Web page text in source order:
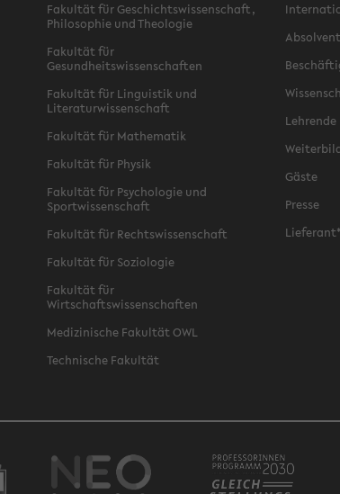
Fakultät für Geschichtswissenschaft,
Philosophie und Theologie
Fakultät für
Gesundheitswissenschaften
Fakultät für Linguistik und
Literaturwissenschaft
Fakultät für Mathematik
Fakultät für Physik
Fakultät für Psychologie und
Sportwissenschaft
Fakultät für Rechtswissenschaft
Fakultät für Soziologie
Fakultät für
Wirtschaftswissenschaften
Medizinische Fakultät OWL
Technische Fakultät
Lehrende
Gäste
Presse